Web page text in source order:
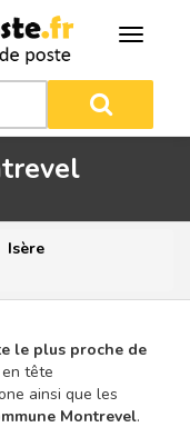
Isère
le plus proche de
tête
ainsi que les
Montrevel.